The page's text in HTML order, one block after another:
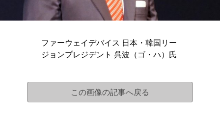
ファーウェイデバイス 日本・韓国リー
ジョンプレジデント 呉波（ゴ・ハ）氏
この画像の記事へ戻る